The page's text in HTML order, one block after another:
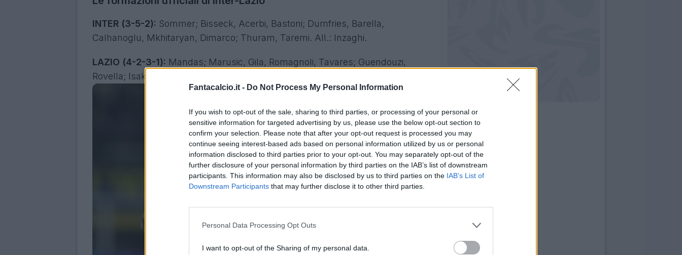
Fantacalcio.it - Do Not Process My Personal Information
If you wish to opt-out of the sale, sharing to third parties, or processing of your personal or
sensitive information for targeted advertising by us, please use the below opt-out section to
confirm your selection. Please note that after your opt-out request is processed you may
continue seeing interest-based ads based on personal information utilized by us or personal
information disclosed to third parties prior to your opt-out. You may separately opt-out of the
further disclosure of your personal information by third parties on the IAB’s list of downstream
participants. This information may also be disclosed by us to third parties on the IAB’s List of
Downstream Participants that may further disclose it to other third parties.
Personal Data Processing Opt Outs
I want to opt-out of the Sharing of my personal data.
INTER (3-5-2): Sommer; Bisseck, Acerbi, Bastoni; Dumfries, Barella,
Calhanoglu, Mkhitaryan, Dimarco; Thuram, Taremi. All.: Inzaghi.
LAZIO (4-2-3-1): Mandas; Marusic, Gila, Romagnoli, Tavares; Guendouzi,
Rovella; Isaksen, Vecino, Dia; Castellanos. All.: Baroni.